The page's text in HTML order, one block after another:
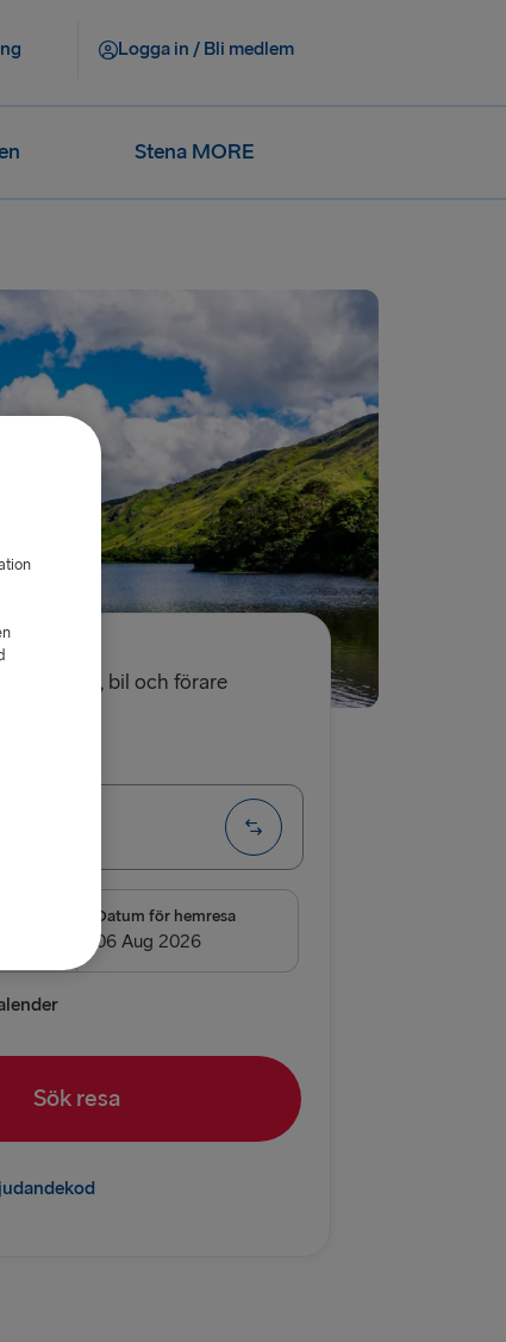
Logga in / Bli medlem
Stena MORE
enkel resa, bil och förare
Datum för hemresa
Sök resa